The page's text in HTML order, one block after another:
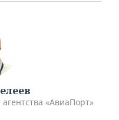
«АвиаПорт»